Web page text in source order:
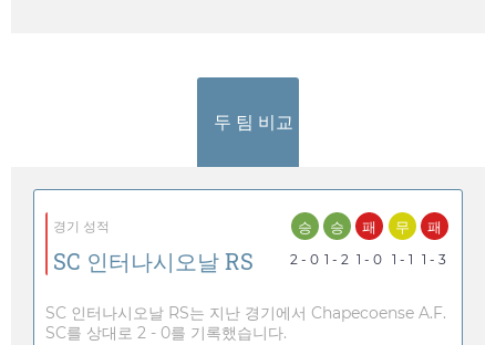
두 팀 비교
경기 성적
SC 인터나시오날 RS
승
2 - 0
승
1 - 2
패
1 - 0
무
1 - 1
패
1 - 3
SC 인터나시오날 RS는 지난 경기에서 Chapecoense A.F.
SC를 상대로 2 - 0를 기록했습니다.